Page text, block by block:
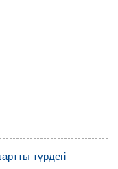
түрдегі